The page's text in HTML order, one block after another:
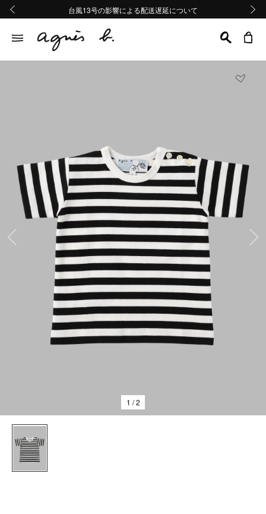
熊本地域地震の影響による配送遅延について
Summer Sale 2buy10%OFF!!
台風13号の影響による配送遅延について
熊本地域地震の影響による配送遅延について
Summer Sale 2buy10%OFF!!
前の画像
1 / 2